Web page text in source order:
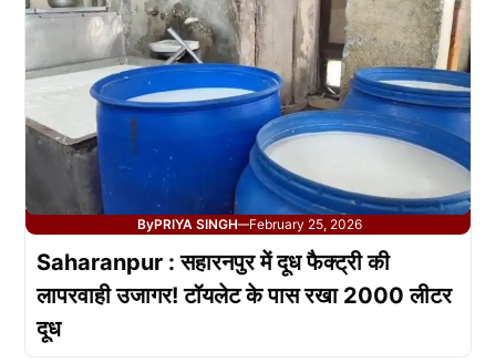
ByPRIYA SINGH—February 25, 2026
Saharanpur : सहारनपुर में दूध फैक्ट्री की
लापरवाही उजागर! टॉयलेट के पास रखा 2000 लीटर
दूध